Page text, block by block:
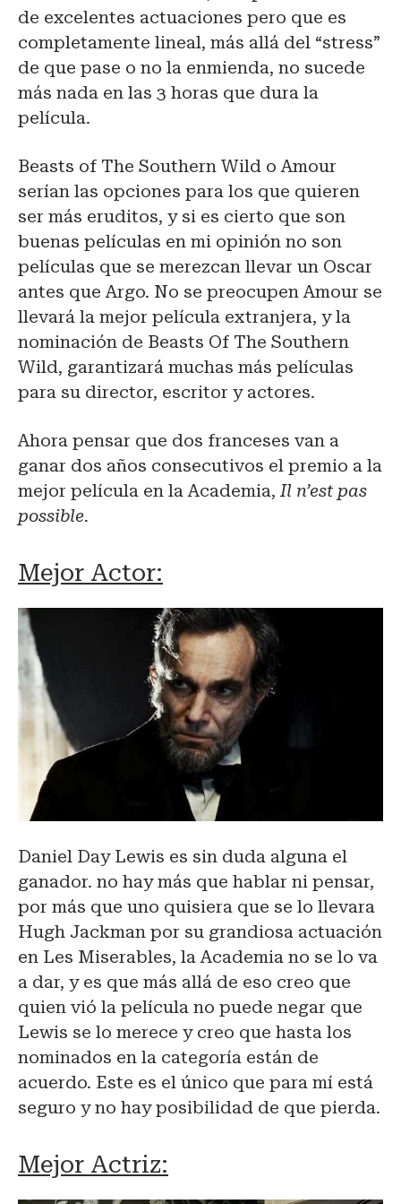
de excelentes actuaciones pero que es
completamente lineal, más allá del “stress”
de que pase o no la enmienda, no sucede
más nada en las 3 horas que dura la
película.
Beasts of The Southern Wild o Amour
serían las opciones para los que quieren
ser más eruditos, y si es cierto que son
buenas películas en mi opinión no son
películas que se merezcan llevar un Oscar
antes que Argo. No se preocupen Amour se
llevará la mejor película extranjera, y la
nominación de Beasts Of The Southern
Wild, garantizará muchas más películas
para su director, escritor y actores.
Ahora pensar que dos franceses van a
ganar dos años consecutivos el premio a la
mejor película en la Academia,Il n’est pas
possible.
Mejor Actor:
Daniel Day Lewis es sin duda alguna el
ganador. no hay más que hablar ni pensar,
por más que uno quisiera que se lo llevara
Hugh Jackman por su grandiosa actuación
en Les Miserables, la Academia no se lo va
a dar, y es que más allá de eso creo que
quien vió la película no puede negar que
Lewis se lo merece y creo que hasta los
nominados en la categoría están de
acuerdo. Este es el único que para mí está
seguro y no hay posibilidad de que pierda.
Mejor Actriz: